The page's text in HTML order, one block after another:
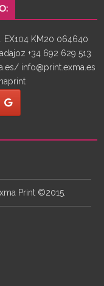
EX104 KM20 064640
+34 692 629 513
info@print.exma.es
Print ©2015.